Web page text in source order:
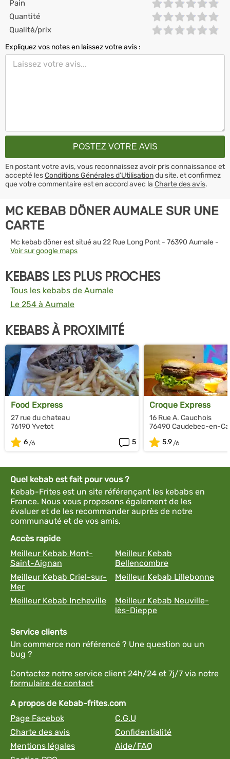
Pain
Quantité
Qualité/prix
Expliquez vos notes en laissez votre avis :
En postant votre avis, vous reconnaissez avoir pris connaissance et
accepté lesConditions Générales d’Utilisationdu site, et confirmez
que votre commentaire est en accord avec la Charte des avis.
MC KEBAB DÖNER AUMALE SUR UNE
CARTE
Mc kebab döner est situé au 22 Rue Long Pont - 76390 Aumale -
Voir sur google maps
KEBABS LES PLUS PROCHES
Tous les kebabs de Aumale
Le 254 à Aumale
KEBABS À PROXIMITÉ
Food Express
27 rue du chateau
76190 Yvetot
6
5
Croque Express
16 Rue A. Cauchois
76490 Caudebec-en-
5.9
Quel kebab est fait pour vous ?
Kebab-Frites est un site référençant les kebabs en
France. Nous vous proposons également de les
évaluer et de les recommander auprès de notre
communauté et de vos amis.
Accès rapide
Meilleur Kebab Mont-
Saint-Aignan
Meilleur Kebab
Bellencombre
Meilleur Kebab Criel-sur-
Mer
Meilleur Kebab Lillebonne
Meilleur Kebab Incheville
Meilleur Kebab Neuville-
lès-Dieppe
Service clients
Un commerce non référencé ? Une question ou un
bug ?
Contactez notre service client 24h/24 et 7j/7 via notre
formulaire de contact
A propos de Kebab-frites.com
Page Facebok
C.G.U
Charte des avis
Confidentialité
Mentions légales
Aide/FAQ